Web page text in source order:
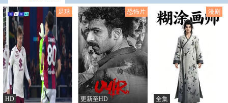
足球
HD
恐怖片
更新至HD
漫剧
全集